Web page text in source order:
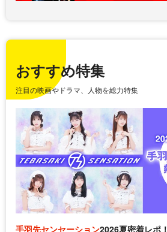
おすすめ特集
注目の映画やドラマ、人物を総力特集
手羽先センセーション2026夏密着レポ！